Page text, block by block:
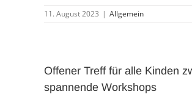
11. August 2023 | Allgemein
Offener Treff für alle Kinden
spannende Workshops